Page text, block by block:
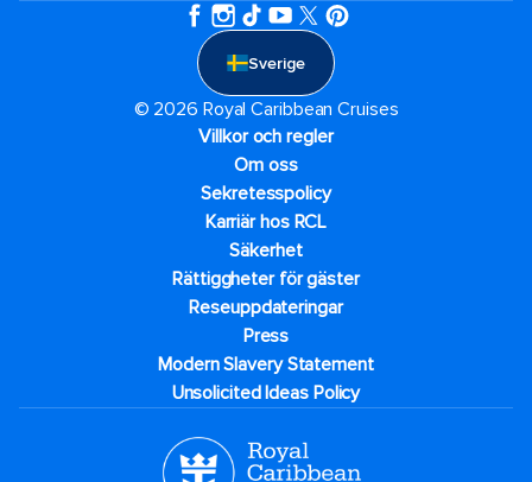
Sverige
© 2026 Royal Caribbean Cruises
Villkor och regler
Om oss
Sekretesspolicy
Karriär hos RCL
Säkerhet
Rättiggheter för gäster
Reseuppdateringar​
Press
Modern Slavery Statement
Unsolicited Ideas Policy